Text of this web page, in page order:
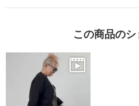
この商品の